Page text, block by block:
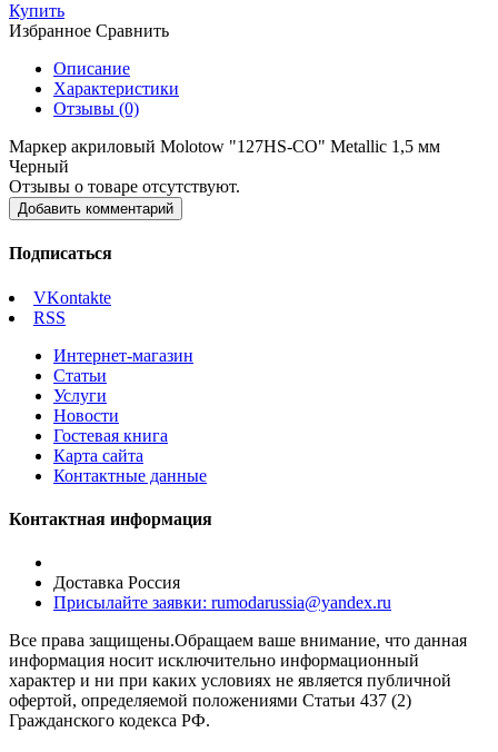
Купить
Избранное Сравнить
Описание
Характеристики
Отзывы (0)
Маркер акриловый Molotow "127HS-CO" Metallic 1,5 мм
Черный
Отзывы о товаре отсутствуют.
Добавить комментарий
Подписаться
VKontakte
RSS
Интернет-магазин
Статьи
Услуги
Новости
Гостевая книга
Карта сайта
Контактные данные
Контактная информация
Доставка Россия
Присылайте заявки: rumodarussia@yandex.ru
Все права защищены.Обращаем ваше внимание, что данная
информация носит исключительно информационный
характер и ни при каких условиях не является публичной
офертой, определяемой положениями Статьи 437 (2)
Гражданского кодекса РФ.